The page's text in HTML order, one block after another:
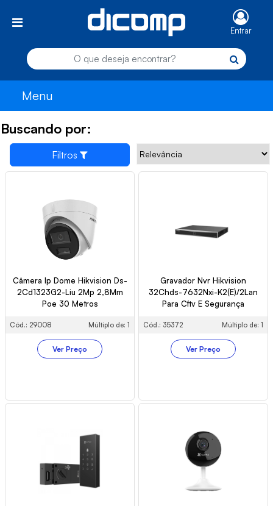
Entrar
Menu
Buscando por:
Filtros
Câmera Ip Dome Hikvision Ds-
2Cd1323G2-Liu 2Mp 2,8Mm
Poe 30 Metros
Cód.: 29008 Múltiplo de: 1
Ver Preço
Gravador Nvr Hikvision
32Chds-7632Nxi-K2(E)/2Lan
Para Cftv E Segurança
Cód.: 35372 Múltiplo de: 1
Ver Preço